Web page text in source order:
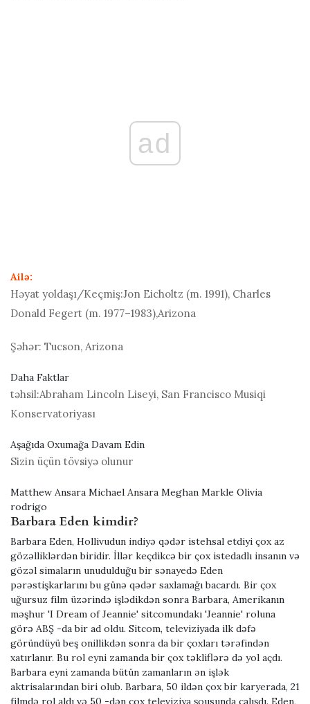
ad
Ailə:
Həyat yoldaşı/Keçmiş:Jon Eicholtz (m. 1991), Charles
Donald Fegert (m. 1977–1983),Arizona
Şəhər: Tucson, Arizona
Daha Faktlar
təhsil:Abraham Lincoln Liseyi, San Francisco Musiqi
Konservatoriyası
Aşağıda Oxumağa Davam Edin
Sizin üçün tövsiyə olunur
Matthew Ansara Michael Ansara Meghan Markle Olivia
rodrigo
Barbara Eden kimdir?
Barbara Eden, Hollivudun indiyə qədər istehsal etdiyi çox az
gözəlliklərdən biridir. İllər keçdikcə bir çox istedadlı insanın və
gözəl simaların unudulduğu bir sənayedə Eden
pərəstişkarlarını bu günə qədər saxlamağı bacardı. Bir çox
uğursuz film üzərində işlədikdən sonra Barbara, Amerikanın
məşhur 'I Dream of Jeannie' sitcomundakı 'Jeannie' roluna
görə ABŞ -da bir ad oldu. Sitcom, televiziyada ilk dəfə
göründüyü beş onillikdən sonra da bir çoxları tərəfindən
xatırlanır. Bu rol eyni zamanda bir çox təkliflərə də yol açdı.
Barbara eyni zamanda bütün zamanların ən işlək
aktrisalarından biri olub. Barbara, 50 ildən çox bir karyerada, 21
filmdə rol aldı və 50 -dən çox televiziya şousunda çalışdı. Eden,